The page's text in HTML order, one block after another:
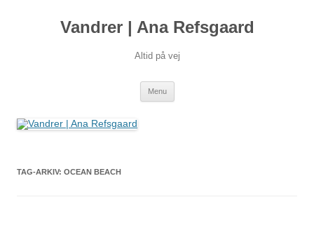
Vandrer | Ana Refsgaard
Altid på vej
Menu
TAG-ARKIV: OCEAN BEACH